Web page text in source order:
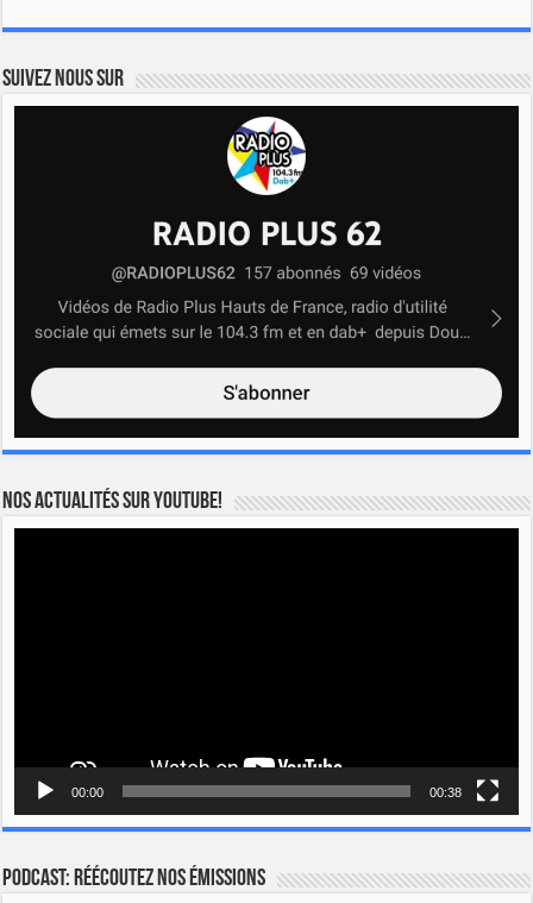
Suivez nous sur
Nos actualités sur YOUTUBE!
00:00 00:38
Podcast: Réécoutez nos émissions